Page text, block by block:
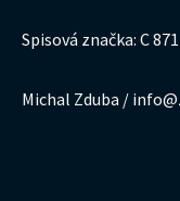
Spisová značka: C
Michal Zduba /